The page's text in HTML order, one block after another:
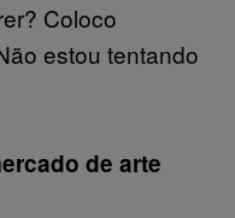
Coloco
estou tentando
de arte